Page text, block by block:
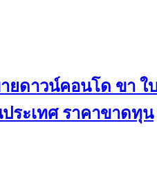
ยดาวน์คอนโด ขา
ระเทศ ราคาขาดทุน